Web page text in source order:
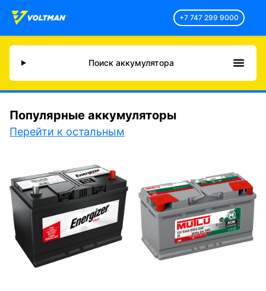
+7 747 299 9000
Поиск аккумулятора
Популярные аккумуляторы
Перейти к остальным